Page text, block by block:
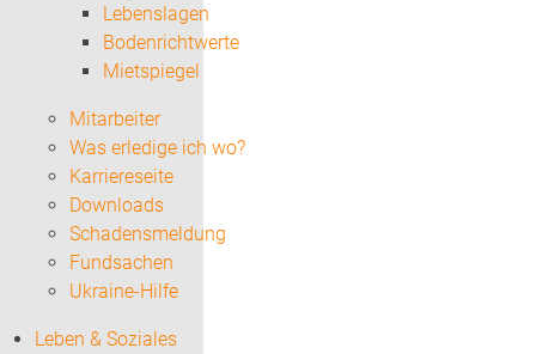
Lebenslagen
Bodenrichtwerte
Mietspiegel
Mitarbeiter
Was erledige ich wo?
Karriereseite
Downloads
Schadensmeldung
Fundsachen
Ukraine-Hilfe
Leben & Soziales